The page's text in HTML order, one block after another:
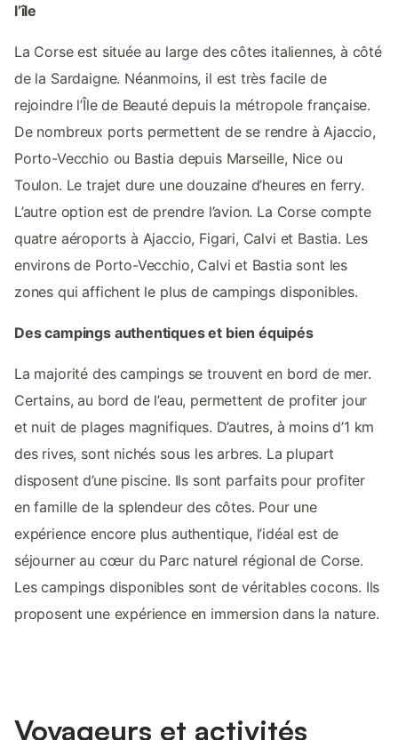
l’île
La Corse est située au large des côtes italiennes, à côté
de la Sardaigne. Néanmoins, il est très facile de
rejoindre l’Île de Beauté depuis la métropole française.
De nombreux ports permettent de se rendre à Ajaccio,
Porto-Vecchio ou Bastia depuis Marseille, Nice ou
Toulon. Le trajet dure une douzaine d’heures en ferry.
L’autre option est de prendre l’avion. La Corse compte
quatre aéroports à Ajaccio, Figari, Calvi et Bastia. Les
environs de Porto-Vecchio, Calvi et Bastia sont les
zones qui affichent le plus de campings disponibles.
Des campings authentiques et bien équipés
La majorité des campings se trouvent en bord de mer.
Certains, au bord de l’eau, permettent de profiter jour
et nuit de plages magnifiques. D’autres, à moins d’1 km
des rives, sont nichés sous les arbres. La plupart
disposent d’une piscine. Ils sont parfaits pour profiter
en famille de la splendeur des côtes. Pour une
expérience encore plus authentique, l’idéal est de
séjourner au cœur du Parc naturel régional de Corse.
Les campings disponibles sont de véritables cocons. Ils
proposent une expérience en immersion dans la nature.
Voyageurs et activités